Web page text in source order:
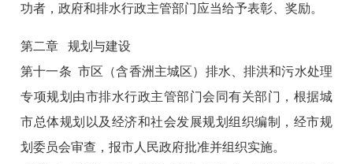
功者，政府和排水行政主管部门应当给予表彰、奖励。
第二章 规划与建设
第十一条 市区（含香洲主城区）排水、排洪和污水处理
专项规划由市排水行政主管部门会同有关部门，根据城
市总体规划以及经济和社会发展规划组织编制，经市规
划委员会审查，报市人民政府批准并组织实施。